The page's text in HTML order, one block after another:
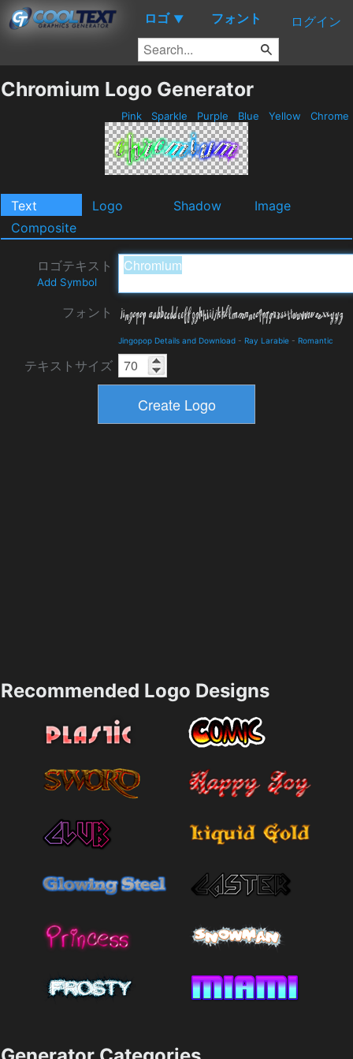
ロゴ ▼ フォント ログイン
Chromium Logo Generator
Pink Sparkle Purple Blue Yellow Chrome
Text Logo Shadow
Image
Composite
ロゴテキスト
Add Symbol
フォント
Jingopop Details and Download - Ray Larabie - Romantic
テキストサイズ
Recommended Logo Designs